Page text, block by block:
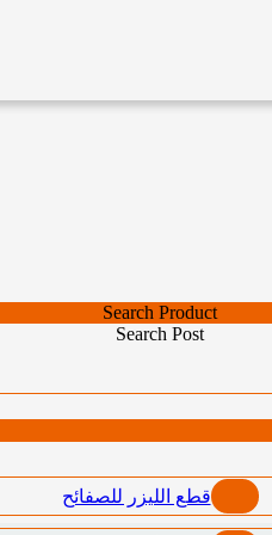
Search Product
Search Post
قطع الليزر للصفائح